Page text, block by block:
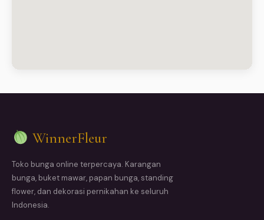
WinnerFleur
Toko bunga online terpercaya. Karangan
bunga, buket mawar, papan bunga, standing
flower, dan dekorasi pernikahan ke seluruh
Indonesia.